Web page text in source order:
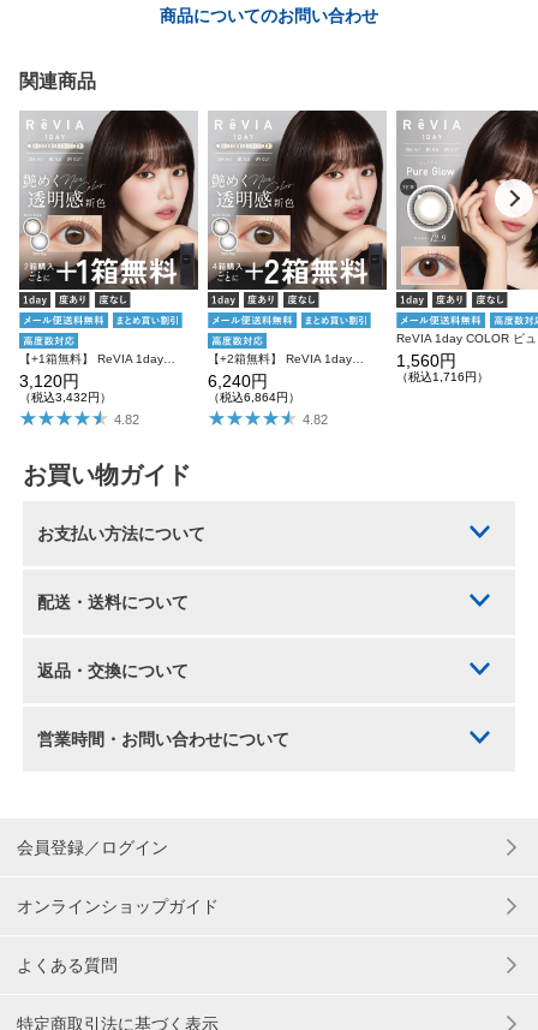
商品についてのお問い合わせ
関連商品
【+1箱無料】 ReVIA 1day COLOR 3箱SET レヴィア ワンデー
3,120円
（税込3,432円）
4.82
【+2箱無料】 ReVIA 1day COLOR レヴィア カラコン カラー 6箱セット
6,240円
（税込6,864円）
4.82
1,560円
（税込1,716円）
お買い物ガイド
お支払い方法について
配送・送料について
返品・交換について
営業時間・お問い合わせについて
会員登録／ログイン
オンラインショップガイド
よくある質問
特定商取引法に基づく表示